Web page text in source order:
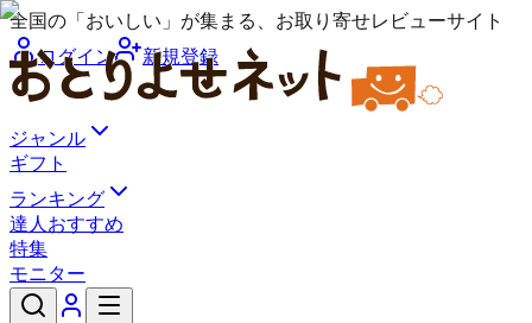
全国の「おいしい」が集まる、お取り寄せレビューサイト
ログイン
新規登録
ジャンル
ギフト
ランキング
達人おすすめ
特集
モニター